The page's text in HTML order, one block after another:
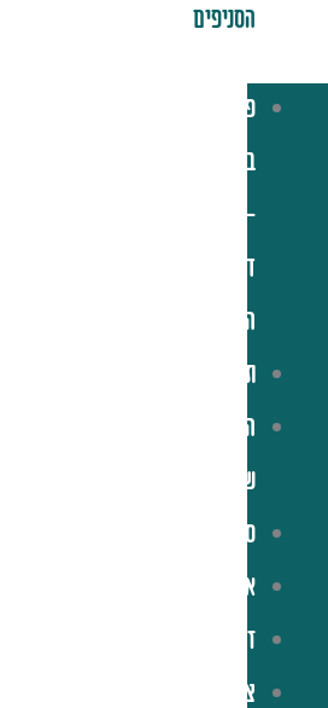
הסניפים
פלאפל
בריבוע
–
דף
הבית
תפריט
הסיפור
שלנו
סניפים
אירועים
זכיינות
צרו